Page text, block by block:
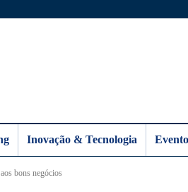
Inovação & Tecnologia
bons negócios